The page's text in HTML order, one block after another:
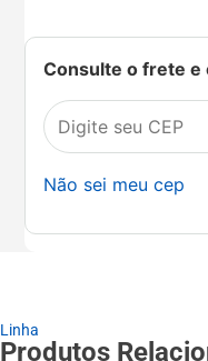
Consulte o frete e
Não sei meu cep
Linha
Produtos